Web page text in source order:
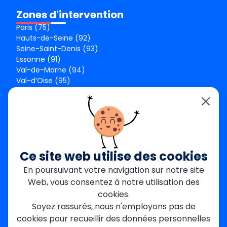
Zones d'intervention
Paris (75)
Hauts-de-Seine (92)
Seine-Saint-Denis (93)
Essonne (91)
Val-de-Marne (94)
Val-d’Oise (95)
Seine-Saint-Denis
Garges-lès-Gonesse
Val-de-Marne
Dourdan
Mantes-la-Jolie
Créteil
Seine-et-Marne
Ce site web utilise des cookies
En poursuivant votre navigation sur notre site
Web, vous consentez à notre utilisation des
cookies.
Soyez rassurés, nous n'employons pas de
cookies pour recueillir des données personnelles